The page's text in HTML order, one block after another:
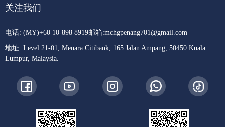
关注我们
电话: (MY)+60 10-898 8919邮箱:mchgpenang701@gmail.com
地址: Level 21-01, Menara Citibank, 165 Jalan Ampang, 50450 Kuala
Lumpur, Malaysia.